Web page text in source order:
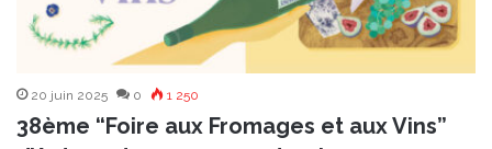
20 juin 2025 0 1 250
38ème “Foire aux Fromages et aux Vins”